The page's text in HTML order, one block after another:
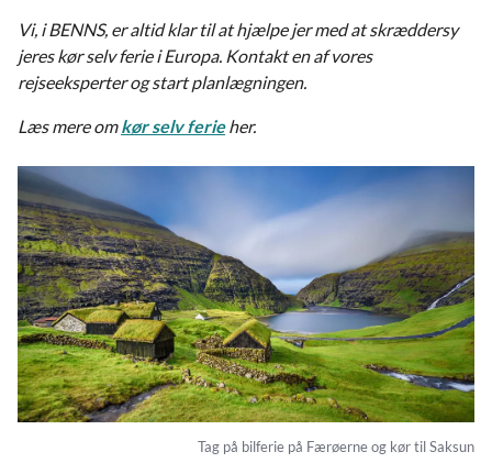
Vi, i BENNS, er altid klar til at hjælpe jer med at skræddersy
jeres kør selv ferie i Europa. Kontakt en af vores
rejseeksperter og start planlægningen.
Læs mere omkør selv ferieher.
Tag på bilferie på Færøerne og kør til Saksun